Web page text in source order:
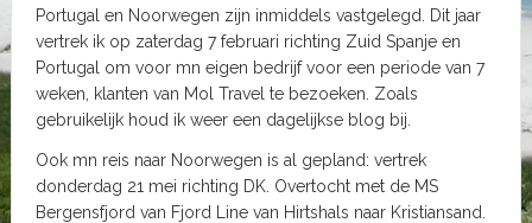
Portugal en Noorwegen zijn inmiddels vastgelegd. Dit jaar
vertrek ik op zaterdag 7 februari richting Zuid Spanje en
Portugal om voor mn eigen bedrijf voor een periode van 7
weken, klanten van Mol Travel te bezoeken. Zoals
gebruikelijk houd ik weer een dagelijkse blog bij.
Ook mn reis naar Noorwegen is al gepland: vertrek
donderdag 21 mei richting DK. Overtocht met de MS
Bergensfjord van Fjord Line van Hirtshals naar Kristiansand.